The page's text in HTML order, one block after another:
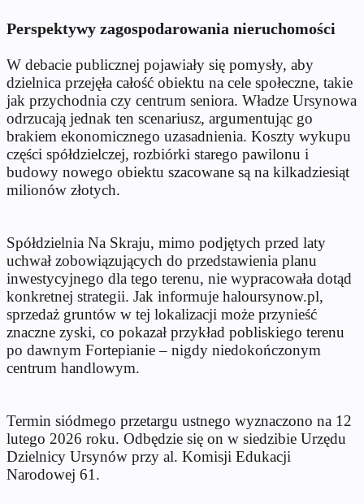
Perspektywy zagospodarowania nieruchomości
W debacie publicznej pojawiały się pomysły, aby
dzielnica przejęła całość obiektu na cele społeczne, takie
jak przychodnia czy centrum seniora. Władze Ursynowa
odrzucają jednak ten scenariusz, argumentując go
brakiem ekonomicznego uzasadnienia. Koszty wykupu
części spółdzielczej, rozbiórki starego pawilonu i
budowy nowego obiektu szacowane są na kilkadziesiąt
milionów złotych.
Spółdzielnia Na Skraju, mimo podjętych przed laty
uchwał zobowiązujących do przedstawienia planu
inwestycyjnego dla tego terenu, nie wypracowała dotąd
konkretnej strategii. Jak informuje haloursynow.pl,
sprzedaż gruntów w tej lokalizacji może przynieść
znaczne zyski, co pokazał przykład pobliskiego terenu
po dawnym Fortepianie – nigdy niedokończonym
centrum handlowym.
Termin siódmego przetargu ustnego wyznaczono na 12
lutego 2026 roku. Odbędzie się on w siedzibie Urzędu
Dzielnicy Ursynów przy al. Komisji Edukacji
Narodowej 61.